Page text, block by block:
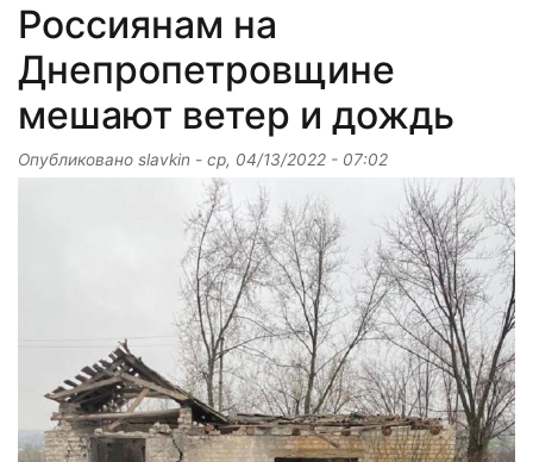
Россиянам на
Днепропетровщине
мешают ветер и дождь
Опубликовано slavkin - ср, 04/13/2022 - 07:02